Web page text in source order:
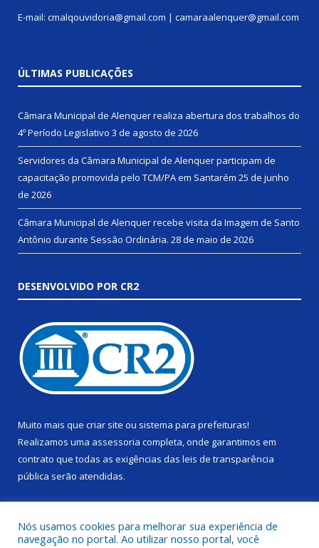
E-mail: cmalqouvidoria@gmail.com | camaraalenquer@gmail.com
ÚLTIMAS PUBLICAÇÕES
Câmara Municipal de Alenquer realiza abertura dos trabalhos do
4º Período Legislativo 3 de agosto de 2026
Servidores da Câmara Municipal de Alenquer participam de
capacitação promovida pelo TCM/PA em Santarém 25 de junho
de 2026
Câmara Municipal de Alenquer recebe visita da Imagem de Santo
Antônio durante Sessão Ordinária. 28 de maio de 2026
DESENVOLVIDO POR CR2
Muito mais que criar site ou sistema para prefeituras!
Realizamos uma assessoria completa, onde garantimos em
contrato que todas as exigências das leis de transparência
pública serão atendidas.
Nós usamos cookies para melhorar sua experiência de
navegação no portal. Ao utilizar nosso portal, você